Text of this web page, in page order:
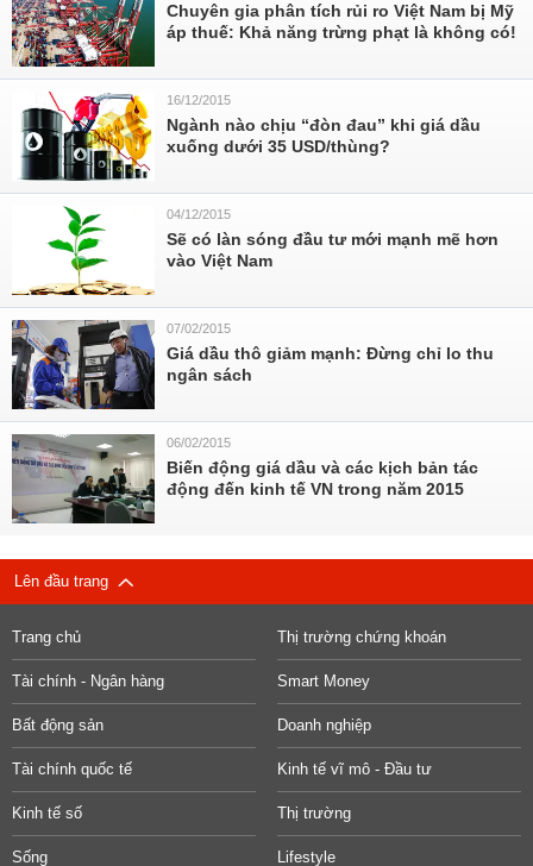
Chuyên gia phân tích rủi ro Việt Nam bị Mỹ
áp thuế: Khả năng trừng phạt là không có!
16/12/2015
Ngành nào chịu “đòn đau” khi giá dầu
xuống dưới 35 USD/thùng?
04/12/2015
Sẽ có làn sóng đầu tư mới mạnh mẽ hơn
vào Việt Nam
07/02/2015
Giá dầu thô giảm mạnh: Đừng chỉ lo thu
ngân sách
06/02/2015
Biến động giá dầu và các kịch bản tác
động đến kinh tế VN trong năm 2015
Lên đầu trang
Trang chủ Thị trường chứng khoán
Tài chính - Ngân hàng Smart Money
Bất động sản Doanh nghiệp
Tài chính quốc tế Kinh tế vĩ mô - Đầu tư
Kinh tế số Thị trường
Sống Lifestyle